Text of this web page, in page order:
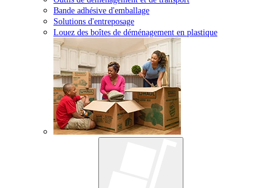
Bande adhésive d'emballage
Solutions d'entreposage
Louez des boîtes de déménagement en plastique